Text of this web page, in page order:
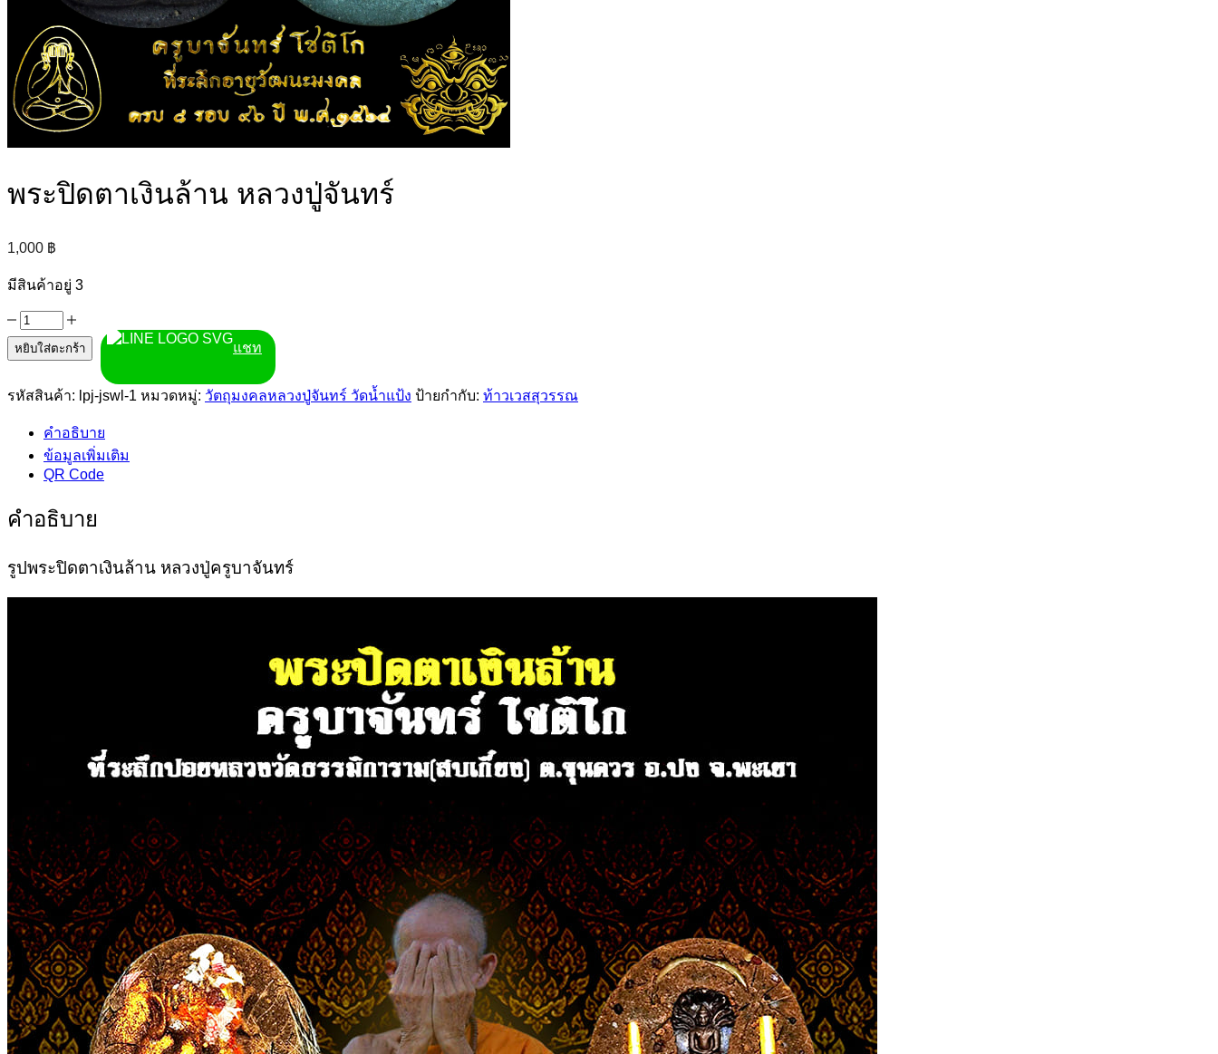
พระปิดตาเงินล้าน หลวงปู่จันทร์
1,000 ฿
มีสินค้าอยู่ 3
จำนวน
พระ
ตา
ล้าน
หลวง
ชิ้น
หยิบใส่ตะกร้า แชท
รหัสสินค้า: lpj-jswl-1 หมวดหมู่: วัตถุมงคลหลวงปู่จันทร์ วัดน้ำแป้ง ป้ายกำกับ: ท้าวเวสสุวรรณ
คำอธิบาย
ข้อมูลเพิ่มเติม
QR Code
คำอธิบาย
รูปพระปิดตาเงินล้าน หลวงปู่ครูบาจันทร์